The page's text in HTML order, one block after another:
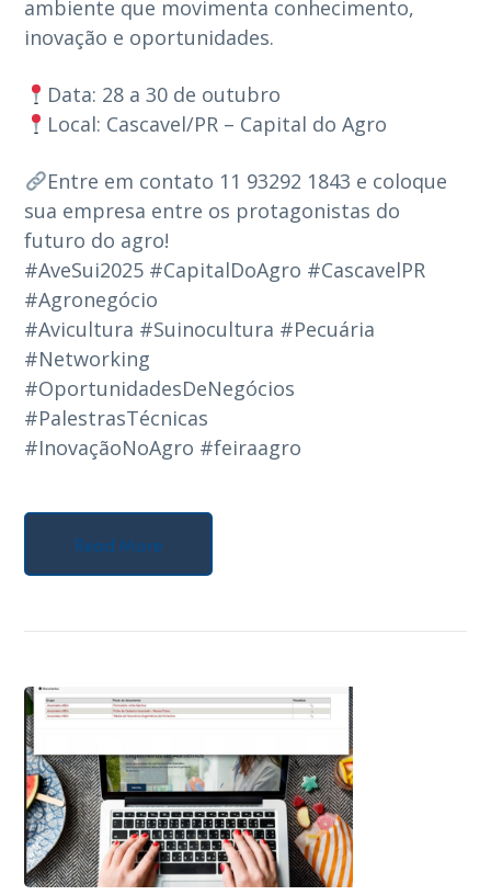
ambiente que movimenta conhecimento,
inovação e oportunidades.
Data: 28 a 30 de outubro
Local: Cascavel/PR – Capital do Agro
Entre em contato 11 93292 1843 e coloque
sua empresa entre os protagonistas do
futuro do agro!
#AveSui2025 #CapitalDoAgro #CascavelPR
#Agronegócio
#Avicultura #Suinocultura #Pecuária
#Networking
#OportunidadesDeNegócios
#PalestrasTécnicas
#InovaçãoNoAgro #feiraagro
Read More